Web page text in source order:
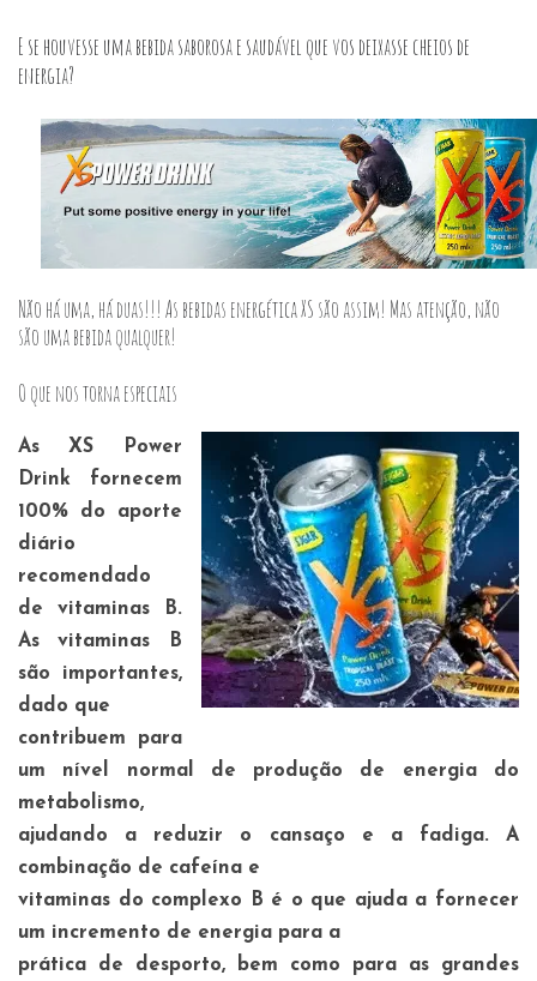
E se houvesse uma bebida saborosa e saudável que vos deixasse cheios de
energia?
Não há uma, há duas!!! As bebidas energética XS são assim! Mas atenção, não
são uma bebida qualquer!
O que nos torna especiais
As XS Power
Drink fornecem
100% do aporte
diário
recomendado
de vitaminas B.
As vitaminas B
são importantes,
dado que
contribuem para
um nível normal de produção de energia do
metabolismo,
ajudando a reduzir o cansaço e a fadiga. A
combinação de cafeína e
vitaminas do complexo B é o que ajuda a fornecer
um incremento de energia para a
prática de desporto, bem como para as grandes